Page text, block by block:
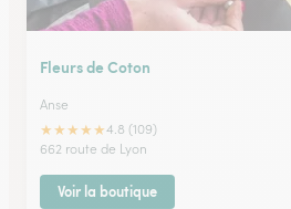
Fleurs de Coton
Anse
★★★★★4.8 (109)
662 route de Lyon
Voir la boutique